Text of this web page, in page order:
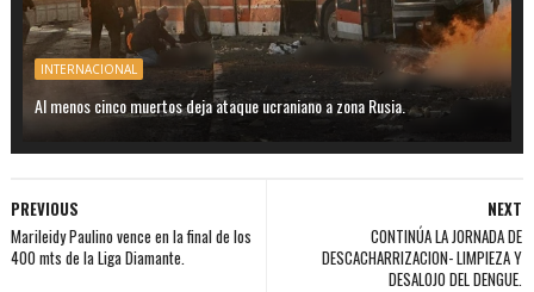
INTERNACIONAL
Al menos cinco muertos deja ataque ucraniano a zona Rusia.
NEXT
CONTINÚA LA JORNADA DE
DESCACHARRIZACION- LIMPIEZA Y
DESALOJO DEL DENGUE.
PREVIOUS
Marileidy Paulino vence en la final de los
400 mts de la Liga Diamante.